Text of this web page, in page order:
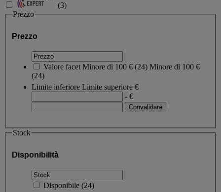
(3)
Prezzo
Prezzo
Valore facet Minore di 100 € (24) Minore di 100 €
(24)
Limite inferiore Limite superiore €
- €
Stock
Disponibilità
Disponibile (24)